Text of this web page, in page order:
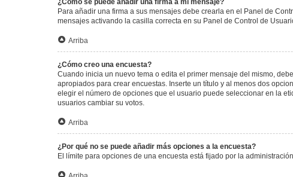
¿Cómo se puede añadir una firma a mi mensaje?
Para añadir una firma a sus mensajes debe crearla en el Panel de
mensajes activando la casilla correcta en su Panel de Control de
Arriba
¿Cómo creo una encuesta?
Cuando inicia un nuevo tema o edita el primer mensaje del mismo,
apropiados para crear encuestas. Inserte un título y al menos dos
elegir el número de opciones que el usuario puede seleccionar en la
usuarios cambiar su votos.
Arriba
¿Por qué no se puede añadir más opciones a la encuesta?
El límite para opciones de una encuesta está fijado por la